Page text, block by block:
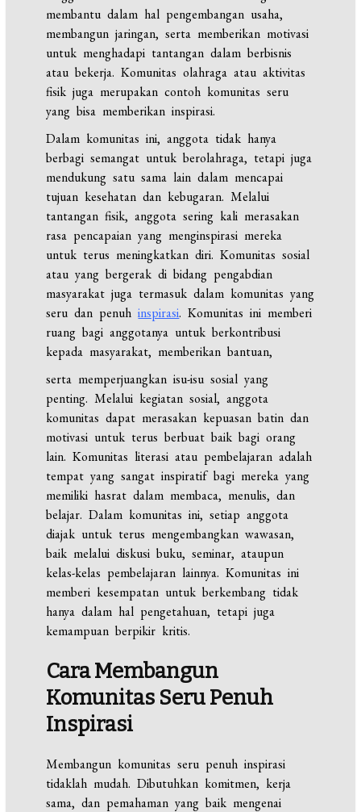
membantu dalam hal pengembangan usaha,
membangun jaringan, serta memberikan motivasi
untuk menghadapi tantangan dalam berbisnis
atau bekerja. Komunitas olahraga atau aktivitas
fisik juga merupakan contoh komunitas seru
yang bisa memberikan inspirasi.
Dalam komunitas ini, anggota tidak hanya
berbagi semangat untuk berolahraga, tetapi juga
mendukung satu sama lain dalam mencapai
tujuan kesehatan dan kebugaran. Melalui
tantangan fisik, anggota sering kali merasakan
rasa pencapaian yang menginspirasi mereka
untuk terus meningkatkan diri. Komunitas sosial
atau yang bergerak di bidang pengabdian
masyarakat juga termasuk dalam komunitas yang
seru dan penuhinspirasi. Komunitas ini memberi
ruang bagi anggotanya untuk berkontribusi
kepada masyarakat, memberikan bantuan,
serta memperjuangkan isu-isu sosial yang
penting. Melalui kegiatan sosial, anggota
komunitas dapat merasakan kepuasan batin dan
motivasi untuk terus berbuat baik bagi orang
lain. Komunitas literasi atau pembelajaran adalah
tempat yang sangat inspiratif bagi mereka yang
memiliki hasrat dalam membaca, menulis, dan
belajar. Dalam komunitas ini, setiap anggota
diajak untuk terus mengembangkan wawasan,
baik melalui diskusi buku, seminar, ataupun
kelas-kelas pembelajaran lainnya. Komunitas ini
memberi kesempatan untuk berkembang tidak
hanya dalam hal pengetahuan, tetapi juga
kemampuan berpikir kritis.
Cara Membangun
Komunitas Seru Penuh
Inspirasi
Membangun komunitas seru penuh inspirasi
tidaklah mudah. Dibutuhkan komitmen, kerja
sama, dan pemahaman yang baik mengenai